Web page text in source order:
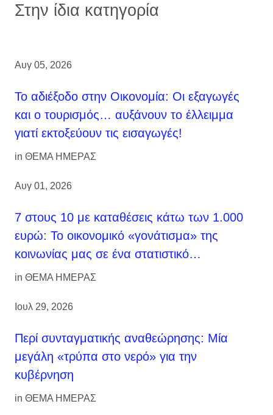
Στην ίδια κατηγορία
Αυγ 05, 2026
Το αδιέξοδο στην Οικονομία: Οι εξαγωγές
και ο τουρισμός… αυξάνουν το έλλειμμα
γιατί εκτοξεύουν τις εισαγωγές!
in ΘΕΜΑ ΗΜΕΡΑΣ
Αυγ 01, 2026
7 στους 10 με καταθέσεις κάτω των 1.000
ευρώ: Το οικονομικό «γονάτισμα» της
κοινωνίας μας σε ένα στατιστικό…
in ΘΕΜΑ ΗΜΕΡΑΣ
Ιουλ 29, 2026
Περί συνταγματικής αναθεώρησης: Μία
μεγάλη «τρύπα στο νερό» για την
κυβέρνηση
in ΘΕΜΑ ΗΜΕΡΑΣ